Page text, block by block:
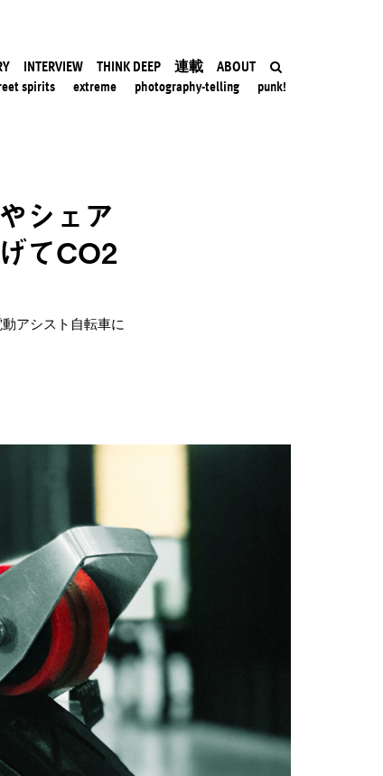
INTERVIEW THINK DEEP 連載 ABOUT
spirits extreme photography-telling punk!
シェア
てCO2
アシスト自転車に